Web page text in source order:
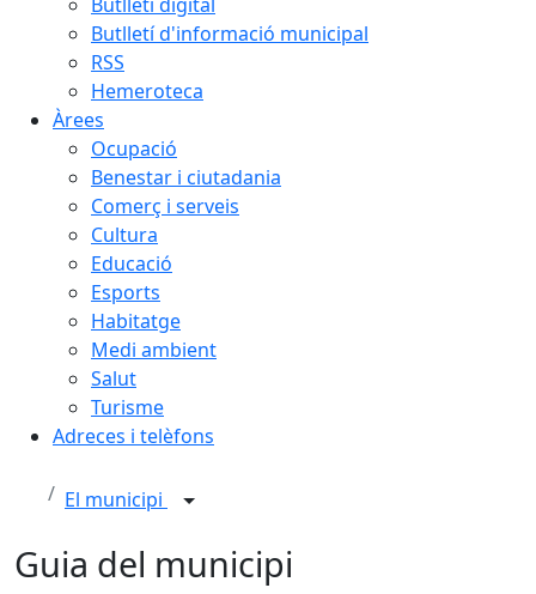
Butlletí d'informació municipal
RSS
Hemeroteca
Àrees
Ocupació
Benestar i ciutadania
Comerç i serveis
Cultura
Educació
Esports
Habitatge
Medi ambient
Salut
Turisme
Adreces i telèfons
El municipi
Guia del municipi